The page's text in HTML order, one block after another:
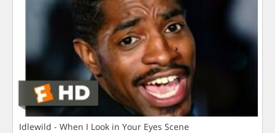
Idlewild - When I Look in Your Eyes Scene